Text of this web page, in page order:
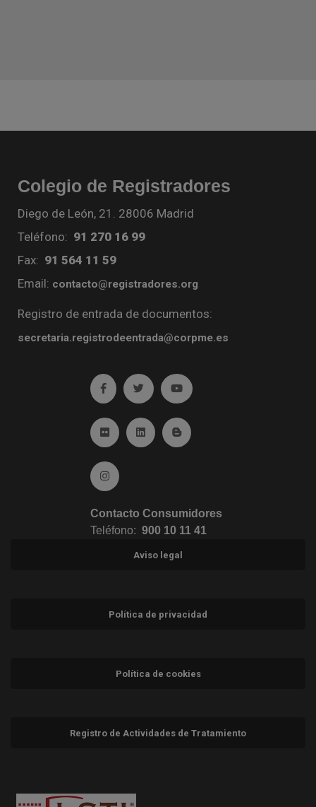
Colegio de Registradores
Diego de León, 21. 28006 Madrid
Teléfono: 91 270 16 99
Fax: 91 564 11 59
Email: contacto@registradores.org
Registro de entrada de documentos:
secretaria.registrodeentrada@corpme.es
Ir a facebook (abre en ventana nueva)
Ir a twitter (abre en ventana nueva)
Ir a YouTube (abre en
Ir a Flickr (abre en ventana nueva)
Ir a Linkedin (abre en ventana nueva)
Ir al Blog (abre en ventana
Ir a Instagram (abre en ventana nueva)
Contacto Consumidores
Teléfono: 900 10 11 41
Aviso legal
Política de privacidad
Política de cookies
Registro de Actividades de Tratamiento